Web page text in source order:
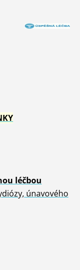
léčbou
únavového